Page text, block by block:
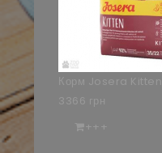
Корм Josera Kitten,
3366 грн
+++